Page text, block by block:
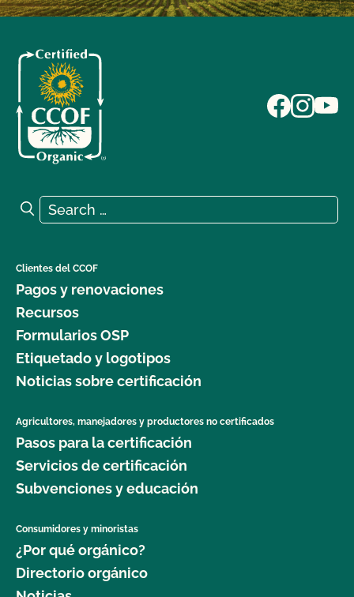
Search for:
Search
Clientes del CCOF
Pagos y renovaciones
Recursos
Formularios OSP
Etiquetado y logotipos
Noticias sobre certificación
Agricultores, manejadores y productores no certificados
Pasos para la certificación
Servicios de certificación
Subvenciones y educación
Consumidores y minoristas
¿Por qué orgánico?
Directorio orgánico